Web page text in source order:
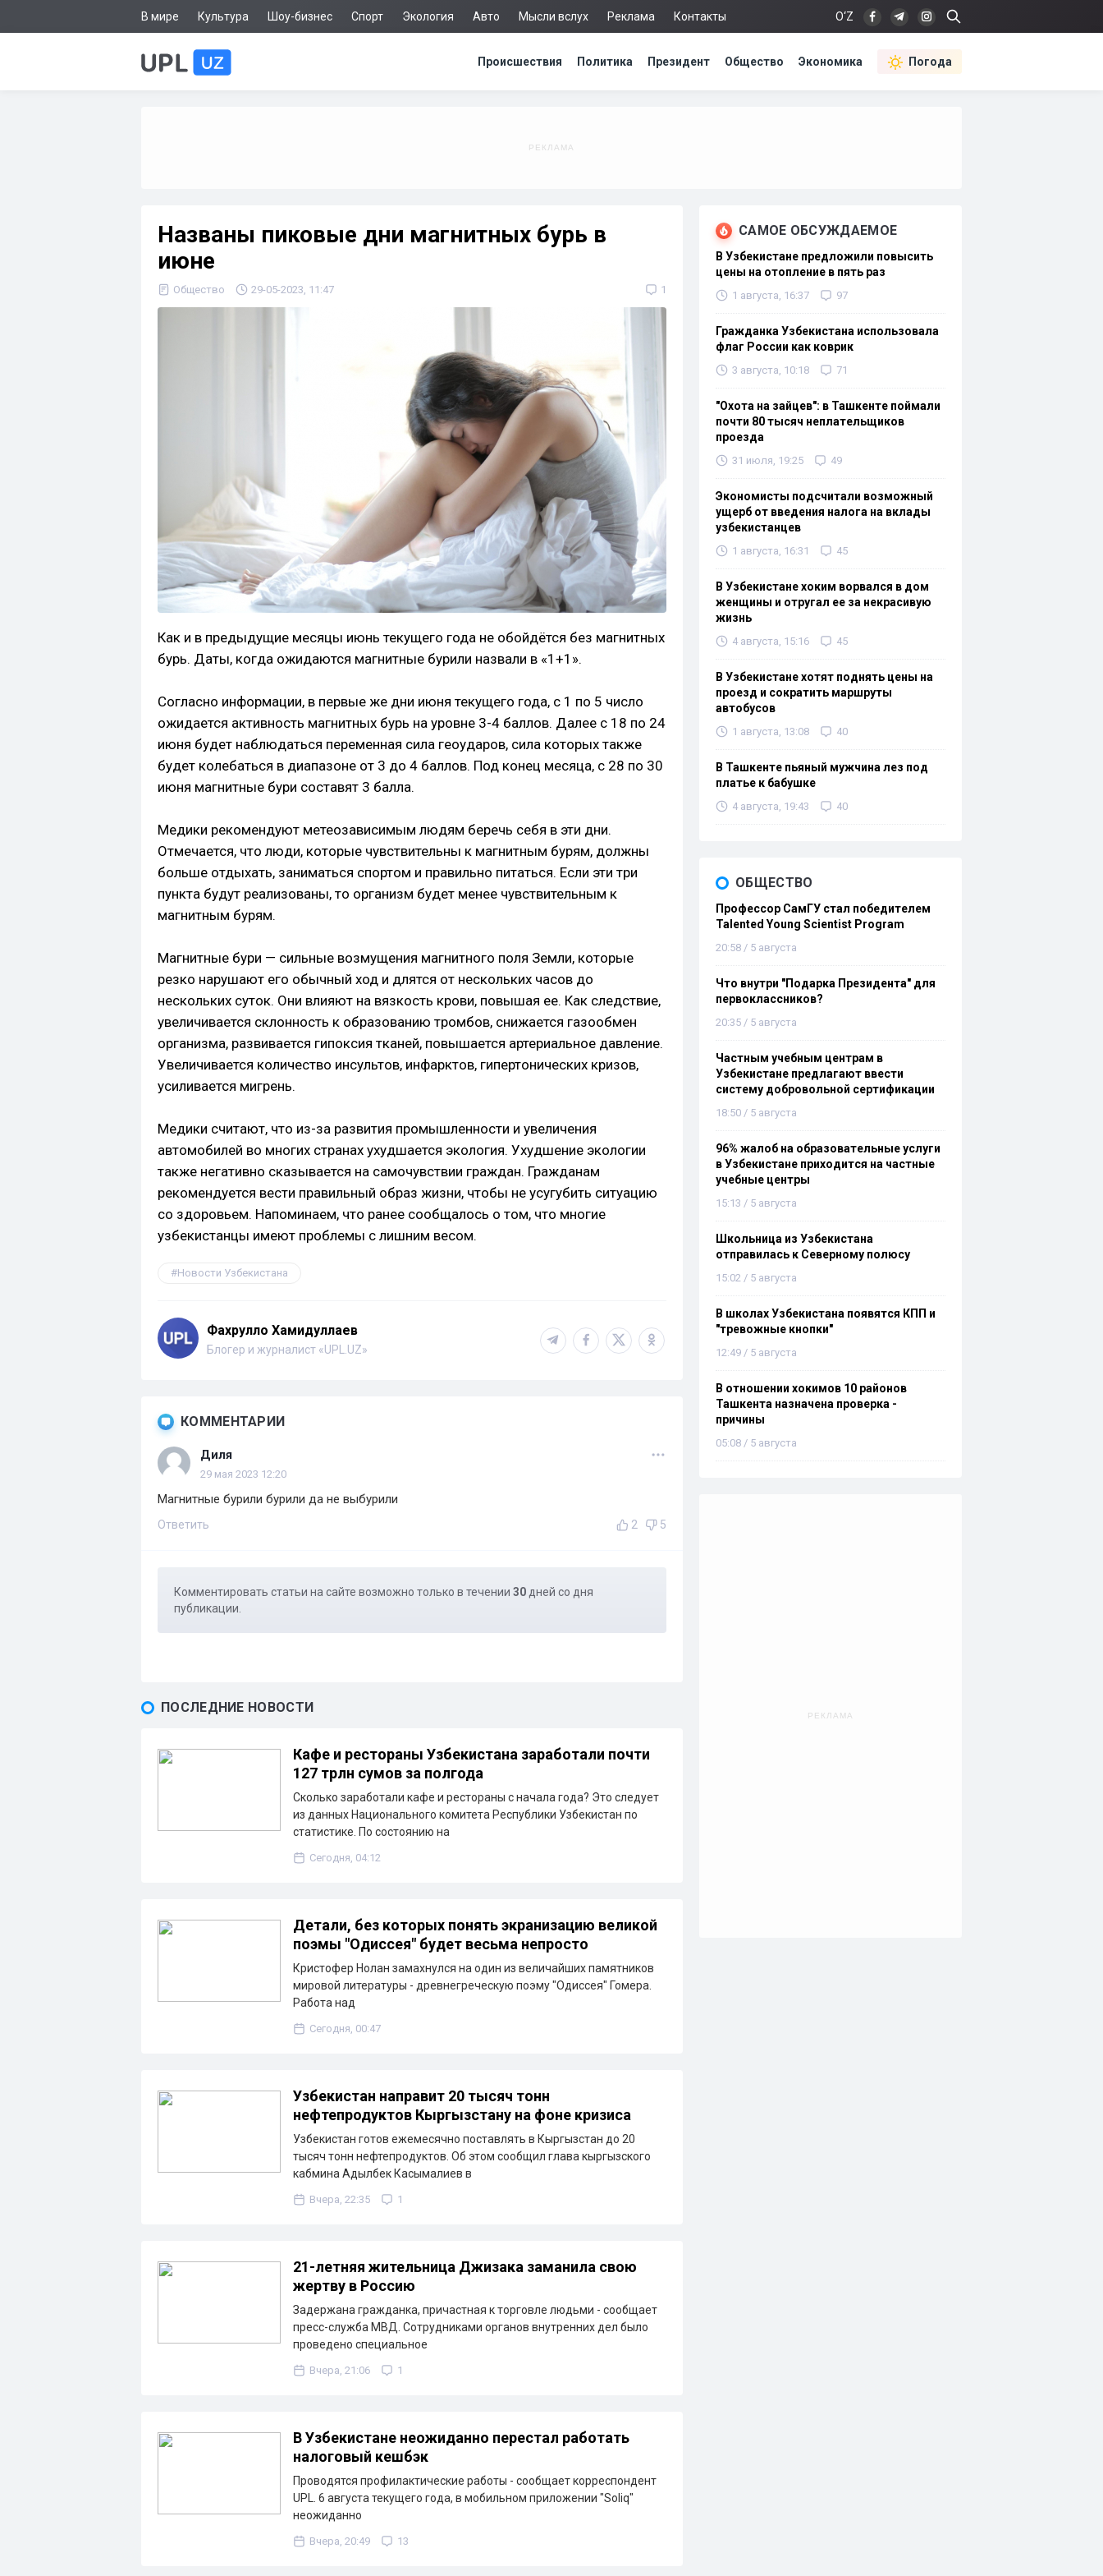
В мире Культура Шоу-бизнес Спорт Экология Авто Мысли вслух Реклама Контакты O‘Z
Происшествия Политика Президент Общество Экономика Погода
Названы пиковые дни магнитных бурь в
июне
Общество 29-05-2023, 11:47 1
Как и в предыдущие месяцы июнь текущего года не обойдётся без магнитных
бурь. Даты, когда ожидаются магнитные бурили назвали в «1+1».
Согласно информации, в первые же дни июня текущего года, с 1 по 5 число
ожидается активность магнитных бурь на уровне 3-4 баллов. Далее с 18 по 24
июня будет наблюдаться переменная сила геоударов, сила которых также
будет колебаться в диапазоне от 3 до 4 баллов. Под конец месяца, с 28 по 30
июня магнитные бури составят 3 балла.
Медики рекомендуют метеозависимым людям беречь себя в эти дни.
Отмечается, что люди, которые чувствительны к магнитным бурям, должны
больше отдыхать, заниматься спортом и правильно питаться. Если эти три
пункта будут реализованы, то организм будет менее чувствительным к
магнитным бурям.
Магнитные бури — сильные возмущения магнитного поля Земли, которые
резко нарушают его обычный ход и длятся от нескольких часов до
нескольких суток. Они влияют на вязкость крови, повышая ее. Как следствие,
увеличивается склонность к образованию тромбов, снижается газообмен
организма, развивается гипоксия тканей, повышается артериальное давление.
Увеличивается количество инсультов, инфарктов, гипертонических кризов,
усиливается мигрень.
Медики считают, что из-за развития промышленности и увеличения
автомобилей во многих странах ухудшается экология. Ухудшение экологии
также негативно сказывается на самочувствии граждан. Гражданам
рекомендуется вести правильный образ жизни, чтобы не усугубить ситуацию
со здоровьем. Напоминаем, что ранее сообщалось о том, что многие
узбекистанцы имеют проблемы с лишним весом.
Новости Узбекистана
Фахрулло Хамидуллаев
Блогер и журналист «UPL.UZ»
КОММЕНТАРИИ
Диля
29 мая 2023 12:20
Магнитные бурили бурили да не выбурили
Ответить 2 5
Комментировать статьи на сайте возможно только в течении 30 дней со дня
публикации.
ПОСЛЕДНИЕ НОВОСТИ
Кафе и рестораны Узбекистана заработали почти
127 трлн сумов за полгода
Сколько заработали кафе и рестораны с начала года? Это следует
из данных Национального комитета Республики Узбекистан по
статистике. По состоянию на
Сегодня, 04:12
Детали, без которых понять экранизацию великой
поэмы "Одиссея" будет весьма непросто
Кристофер Нолан замахнулся на один из величайших памятников
мировой литературы - древнегреческую поэму "Одиссея" Гомера.
Работа над
Сегодня, 00:47
Узбекистан направит 20 тысяч тонн
нефтепродуктов Кыргызстану на фоне кризиса
Узбекистан готов ежемесячно поставлять в Кыргызстан до 20
тысяч тонн нефтепродуктов. Об этом сообщил глава кыргызского
кабмина Адылбек Касымалиев в
Вчера, 22:35 1
21-летняя жительница Джизака заманила свою
жертву в Россию
Задержана гражданка, причастная к торговле людьми - сообщает
пресс-служба МВД. Сотрудниками органов внутренних дел было
проведено специальное
Вчера, 21:06 1
В Узбекистане неожиданно перестал работать
налоговый кешбэк
Проводятся профилактические работы - сообщает корреспондент
UPL. 6 августа текущего года, в мобильном приложении "Soliq"
неожиданно
Вчера, 20:49 13
САМОЕ ОБСУЖДАЕМОЕ
В Узбекистане предложили повысить
цены на отопление в пять раз
1 августа, 16:37 97
Гражданка Узбекистана использовала
флаг России как коврик
3 августа, 10:18 71
"Охота на зайцев": в Ташкенте поймали
почти 80 тысяч неплательщиков
проезда
31 июля, 19:25 49
Экономисты подсчитали возможный
ущерб от введения налога на вклады
узбекистанцев
1 августа, 16:31 45
В Узбекистане хоким ворвался в дом
женщины и отругал ее за некрасивую
жизнь
4 августа, 15:16 45
В Узбекистане хотят поднять цены на
проезд и сократить маршруты
автобусов
1 августа, 13:08 40
В Ташкенте пьяный мужчина лез под
платье к бабушке
4 августа, 19:43 40
ОБЩЕСТВО
Профессор СамГУ стал победителем
Talented Young Scientist Program
20:58 / 5 августа
Что внутри "Подарка Президента" для
первоклассников?
20:35 / 5 августа
Частным учебным центрам в
Узбекистане предлагают ввести
систему добровольной сертификации
18:50 / 5 августа
96% жалоб на образовательные услуги
в Узбекистане приходится на частные
учебные центры
15:13 / 5 августа
Школьница из Узбекистана
отправилась к Северному полюсу
15:02 / 5 августа
В школах Узбекистана появятся КПП и
"тревожные кнопки"
12:49 / 5 августа
В отношении хокимов 10 районов
Ташкента назначена проверка -
причины
05:08 / 5 августа